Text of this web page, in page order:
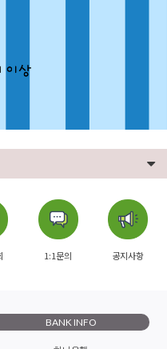
1:1문의 공지사항
BANK INFO